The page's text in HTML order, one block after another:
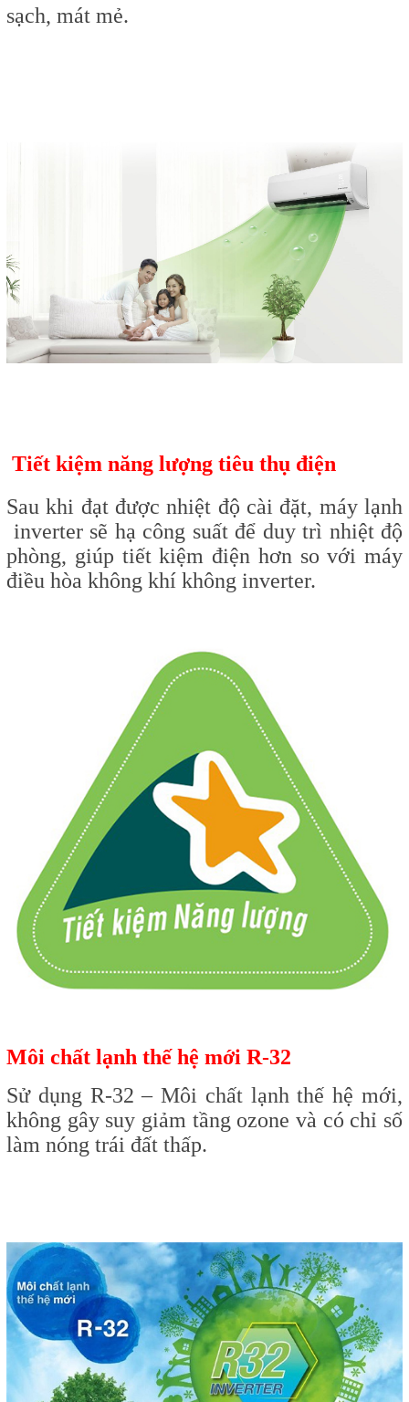
sạch, mát mẻ.
Tiết kiệm năng lượng tiêu thụ điện
Sau khi đạt được nhiệt độ cài đặt, máy lạnh
inverter sẽ hạ công suất để duy trì nhiệt độ
phòng, giúp tiết kiệm điện hơn so với máy
điều hòa không khí không inverter.
Môi chất lạnh thế hệ mới R-32
Sử dụng R-32 – Môi chất lạnh thế hệ mới,
không gây suy giảm tầng ozone và có chỉ số
làm nóng trái đất thấp.